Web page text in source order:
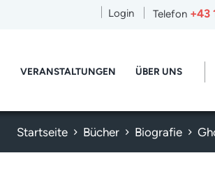
Telefon +43
Login
VERANSTALTUNGEN ÜBER UNS
Startseite Bücher Biografie